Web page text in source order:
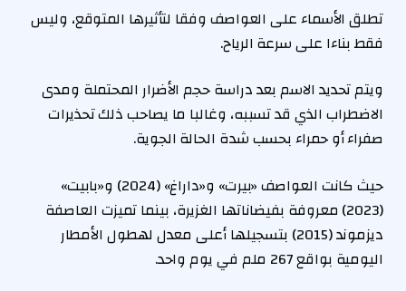
تطلق الأسماء على العواصف وفقا لتأثيرها المتوقع، وليس
فقط بناءا على سرعة الرياح.
ويتم تحديد الاسم بعد دراسة حجم الأضرار المحتملة ومدى
الاضطراب الذي قد تسببه، وغالبا ما يصاحب ذلك تحذيرات
صفراء أو حمراء بحسب شدة الحالة الجوية.
حيث كانت العواصف «بيرت» و«داراغ» (2024) و«بابيت»
(2023) معروفة بفيضاناتها الغزيرة، بينما تميزت العاصفة
ديزموند (2015) بتسجيلها أعلى معدل لهطول الأمطار
اليومية بواقع 267 ملم في يوم واحد.